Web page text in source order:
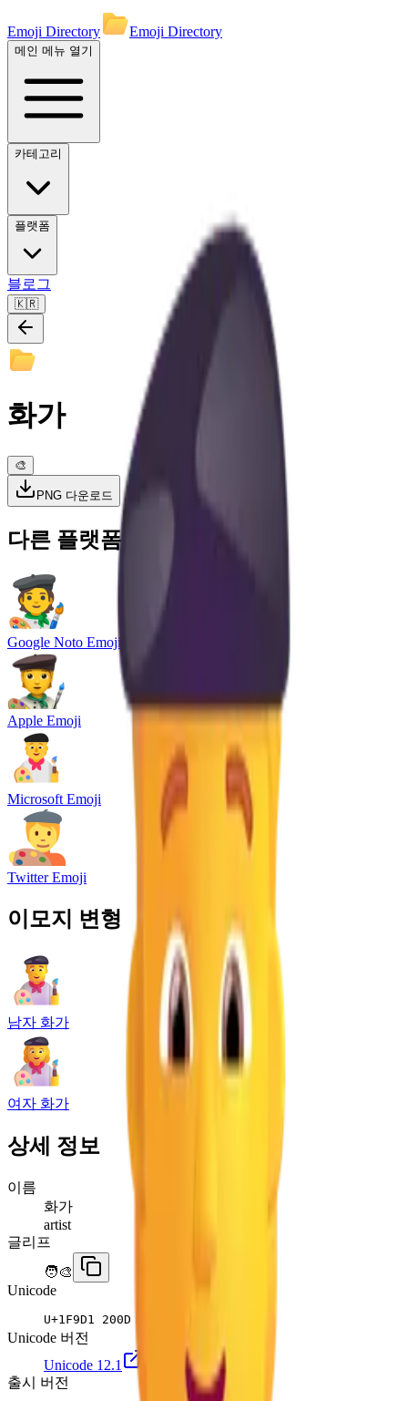
Emoji Directory Emoji Directory
메인 메뉴 열기
카테고리
플랫폼
블로그
🇰🇷
화가
🎨
PNG 다운로드
다른 플랫폼과 비교
Google Noto Emoji
Apple Emoji
Microsoft Emoji
Twitter Emoji
이모지 변형
남자 화가
여자 화가
상세 정보
이름
화가
artist
글리프
🧑‍🎨
Unicode
U+1F9D1 200D 1F3A8
Unicode 버전
Unicode 12.1
출시 버전